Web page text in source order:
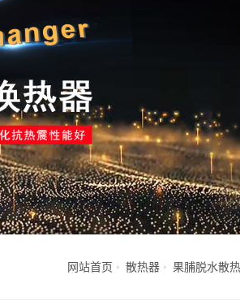
网站首页 散热器 果脯脱水散